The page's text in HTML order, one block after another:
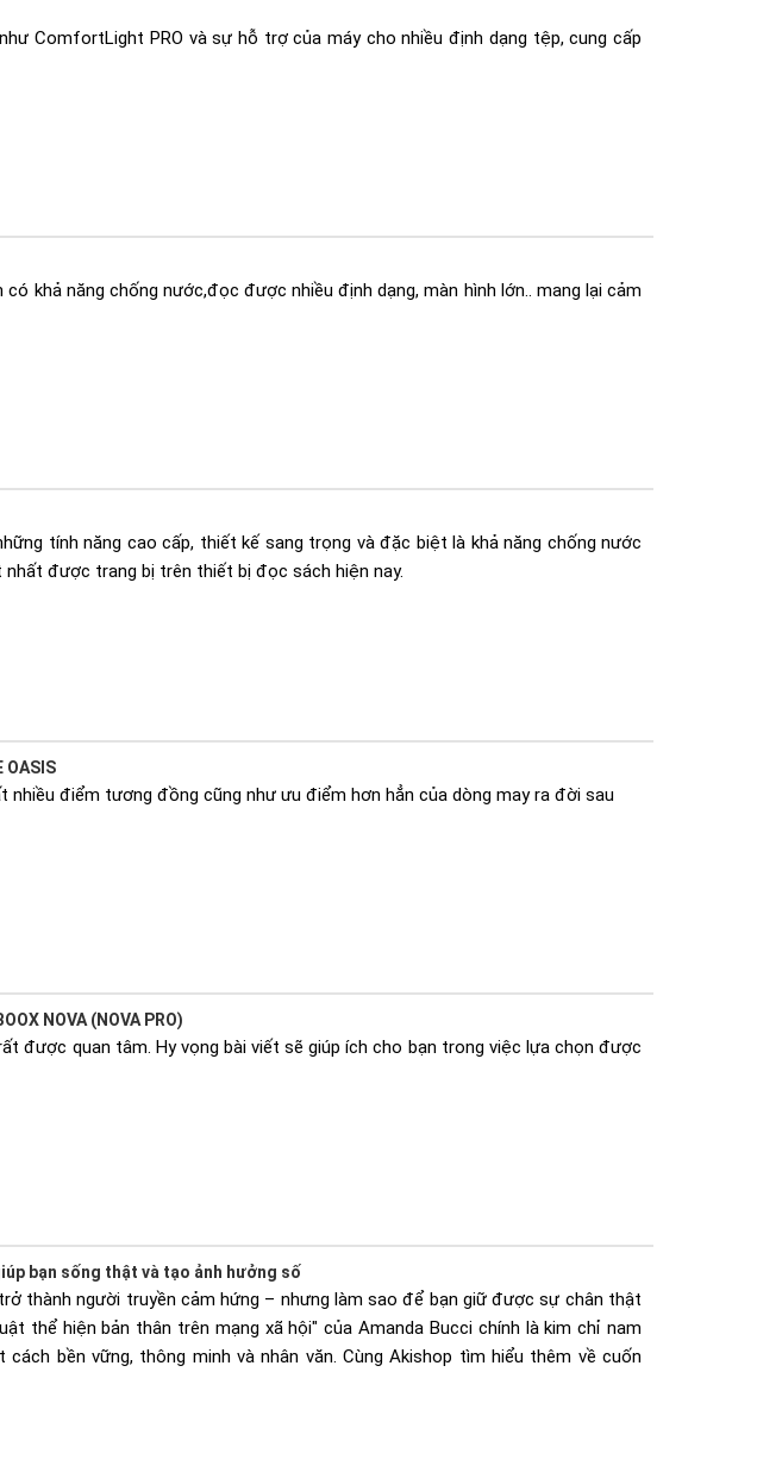
ComfortLight PRO và sự hỗ trợ của máy cho nhiều định dạng tệp,cung cấp
khả năng chống nước,đọc được nhiều định dạng, màn hình lớn.. mang lại cảm
tính năng cao cấp, thiết kế sang trọng và đặc biệt là khả năng chống nước
được trang bị trên thiết bị đọc sách hiện nay.
OASIS
điểm tương đồng cũng như ưu điểm hơn hẳn của dòng may ra đời sau
NOVA (NOVA PRO)
được quan tâm. Hy vọng bài viết sẽ giúp ích cho bạn trong việc lựa chọn được
bạn sống thật và tạo ảnh hưởng số
thành người truyền cảm hứng – nhưng làm sao để bạn giữ được sự chân thật
thể hiện bản thân trên mạng xã hội" của Amanda Bucci chính là kim chỉ nam
bền vững, thông minh và nhân văn. Cùng Akishop tìm hiểu thêm về cuốn